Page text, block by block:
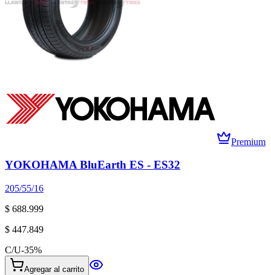
Premium
YOKOHAMA BluEarth ES - ES32
205/55/16
$ 688.999
$ 447.849
C/U-35%
Agregar al carrito